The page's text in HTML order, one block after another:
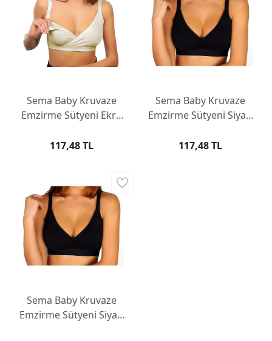
Sema Baby Kruvaze
Emzirme Sütyeni Ekru
117,48 TL
Sema Baby Kruvaze
Emzirme Sütyeni Siyah
117,48 TL
Sema Baby Kruvaze
Emzirme Sütyeni Siyah